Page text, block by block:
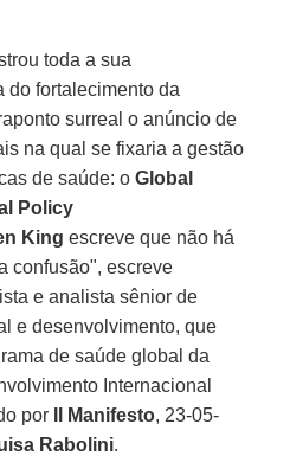
toda a sua
do fortalecimento da
surreal o anúncio de
na qual se fixaria a gestão
de saúde: oGlobal
Policy
King escreve que não há
confusão", escreve
e analista sênior de
e desenvolvimento, que
de saúde global da
Internacional
por Il Manifesto, 23-05-
Rabolini.